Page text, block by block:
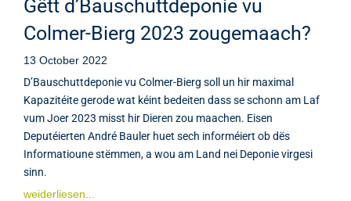
Gëtt d’Bauschuttdeponie vu
Colmer-Bierg 2023 zougemaach?
13 October 2022
D’Bauschuttdeponie vu Colmer-Bierg soll un hir maximal
Kapazitéite gerode wat kéint bedeiten dass se schonn am Laf
vum Joer 2023 misst hir Dieren zou maachen. Eisen
Deputéierten André Bauler huet sech informéiert ob dës
Informatioune stëmmen, a wou am Land nei Deponie virgesi
sinn.
weiderliesen...